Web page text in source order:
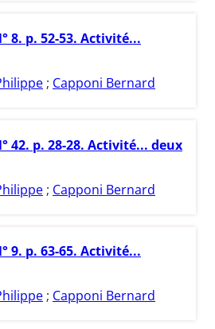
8. p. 52-53. Activité...
; Capponi Bernard
42. p. 28-28. Activité... deux
; Capponi Bernard
9. p. 63-65. Activité...
; Capponi Bernard